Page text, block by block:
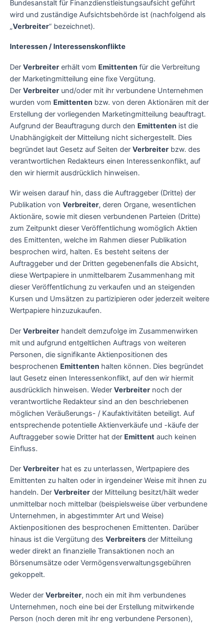
Bundesanstalt für Finanzdienstleistungsaufsicht geführt
wird und zuständige Aufsichtsbehörde ist (nachfolgend als
„Verbreiter“ bezeichnet).
Interessen / Interessenskonflikte
Der Verbreiter erhält vom Emittenten für die Verbreitung
der Marketingmitteilung eine fixe Vergütung.
Der Verbreiter und/oder mit ihr verbundene Unternehmen
wurden vom Emittenten bzw. von deren Aktionären mit der
Erstellung der vorliegenden Marketingmitteilung beauftragt.
Aufgrund der Beauftragung durch den Emittenten ist die
Unabhängigkeit der Mitteilung nicht sichergestellt. Dies
begründet laut Gesetz auf Seiten der Verbreiter bzw. des
verantwortlichen Redakteurs einen Interessenkonflikt, auf
den wir hiermit ausdrücklich hinweisen.
Wir weisen darauf hin, dass die Auftraggeber (Dritte) der
Publikation von Verbreiter, deren Organe, wesentlichen
Aktionäre, sowie mit diesen verbundenen Parteien (Dritte)
zum Zeitpunkt dieser Veröffentlichung womöglich Aktien
des Emittenten, welche im Rahmen dieser Publikation
besprochen wird, halten. Es besteht seitens der
Auftraggeber und der Dritten gegebenenfalls die Absicht,
diese Wertpapiere in unmittelbarem Zusammenhang mit
dieser Veröffentlichung zu verkaufen und an steigenden
Kursen und Umsätzen zu partizipieren oder jederzeit weitere
Wertpapiere hinzuzukaufen.
Der Verbreiter handelt demzufolge im Zusammenwirken
mit und aufgrund entgeltlichen Auftrags von weiteren
Personen, die signifikante Aktienpositionen des
besprochenen Emittenten halten können. Dies begründet
laut Gesetz einen Interessenkonflikt, auf den wir hiermit
ausdrücklich hinweisen. Weder Verbreiter noch der
verantwortliche Redakteur sind an den beschriebenen
möglichen Veräußerungs- / Kaufaktivitäten beteiligt. Auf
entsprechende potentielle Aktienverkäufe und -käufe der
Auftraggeber sowie Dritter hat der Emittent auch keinen
Einfluss.
Der Verbreiter hat es zu unterlassen, Wertpapiere des
Emittenten zu halten oder in irgendeiner Weise mit ihnen zu
handeln. Der Verbreiter der Mitteilung besitzt/hält weder
unmittelbar noch mittelbar (beispielsweise über verbundene
Unternehmen, in abgestimmter Art und Weise)
Aktienpositionen des besprochenen Emittenten. Darüber
hinaus ist die Vergütung des Verbreiters der Mitteilung
weder direkt an finanzielle Transaktionen noch an
Börsenumsätze oder Vermögensverwaltungsgebühren
gekoppelt.
Weder der Verbreiter, noch ein mit ihm verbundenes
Unternehmen, noch eine bei der Erstellung mitwirkende
Person (noch deren mit ihr eng verbundene Personen),